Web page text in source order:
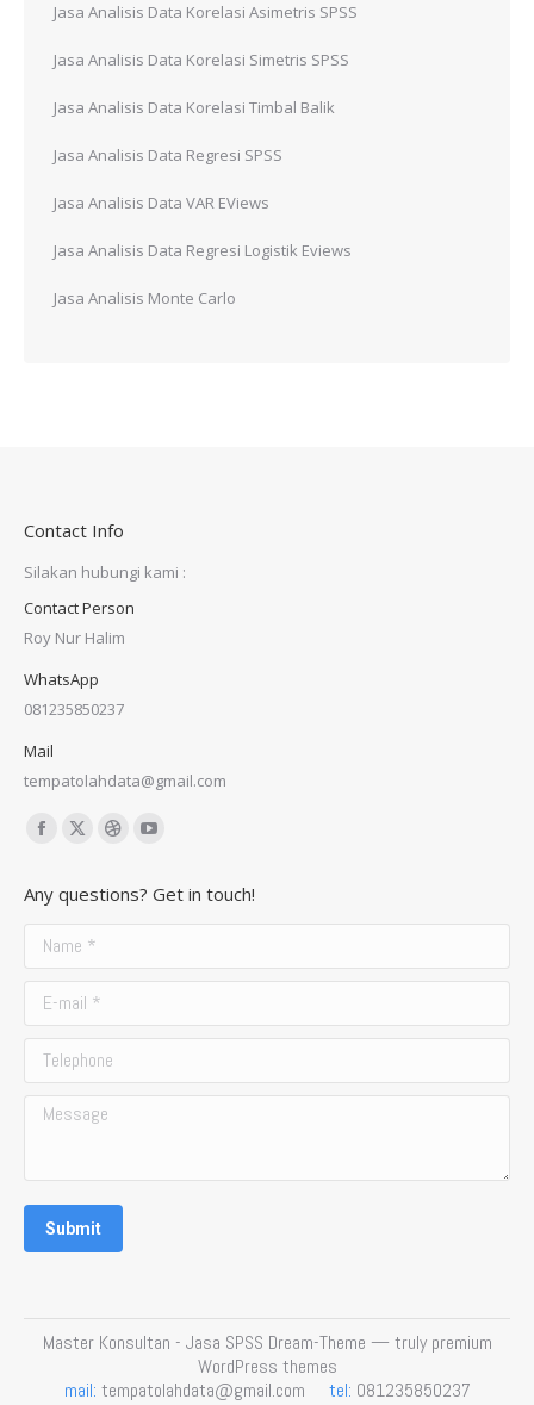
Jasa Analisis Data Korelasi Asimetris SPSS
Jasa Analisis Data Korelasi Simetris SPSS
Jasa Analisis Data Korelasi Timbal Balik
Jasa Analisis Data Regresi SPSS
Jasa Analisis Data VAR EViews
Jasa Analisis Data Regresi Logistik Eviews
Jasa Analisis Monte Carlo
Contact Info
Silakan hubungi kami :
Contact Person
Roy Nur Halim
WhatsApp
081235850237
Mail
tempatolahdata@gmail.com
Find us on:
Facebook
opens
in
new
window
X
opens
new
window
Dribbble
opens
new
opens
new
Any questions? Get in touch!
Name *
E-mail *
Telephone
Message
Submit
Master Konsultan - Jasa SPSS Dream-Theme — truly premium
WordPress themes
mail: tempatolahdata@gmail.com tel: 081235850237